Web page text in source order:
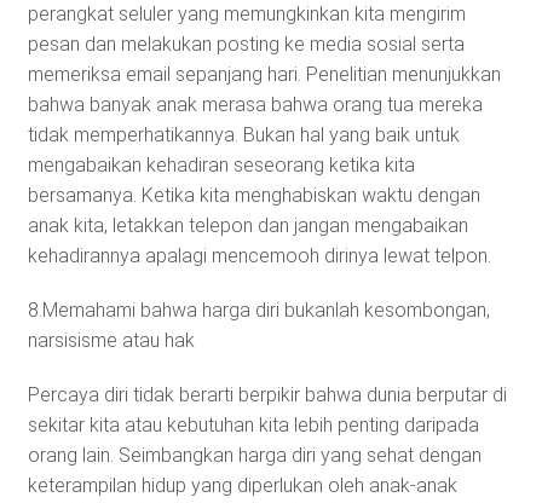
perangkat seluler yang memungkinkan kita mengirim
pesan dan melakukan posting ke media sosial serta
memeriksa email sepanjang hari. Penelitian menunjukkan
bahwa banyak anak merasa bahwa orang tua mereka
tidak memperhatikannya. Bukan hal yang baik untuk
mengabaikan kehadiran seseorang ketika kita
bersamanya. Ketika kita menghabiskan waktu dengan
anak kita, letakkan telepon dan jangan mengabaikan
kehadirannya apalagi mencemooh dirinya lewat telpon.
8.Memahami bahwa harga diri bukanlah kesombongan,
narsisisme atau hak
Percaya diri tidak berarti berpikir bahwa dunia berputar di
sekitar kita atau kebutuhan kita lebih penting daripada
orang lain. Seimbangkan harga diri yang sehat dengan
keterampilan hidup yang diperlukan oleh anak-anak